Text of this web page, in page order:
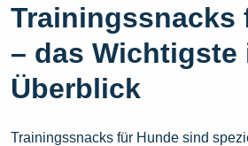
Trainingssnacks
– das Wichtigste
Überblick
Trainingssnacks für Hunde sind